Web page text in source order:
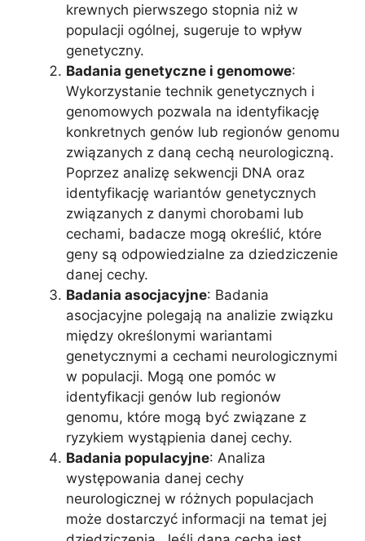
krewnych pierwszego stopnia niż w
populacji ogólnej, sugeruje to wpływ
genetyczny.
Badania genetyczne i genomowe:
Wykorzystanie technik genetycznych i
genomowych pozwala na identyfikację
konkretnych genów lub regionów genomu
związanych z daną cechą neurologiczną.
Poprzez analizę sekwencji DNA oraz
identyfikację wariantów genetycznych
związanych z danymi chorobami lub
cechami, badacze mogą określić, które
geny są odpowiedzialne za dziedziczenie
danej cechy.
Badania asocjacyjne: Badania
asocjacyjne polegają na analizie związku
między określonymi wariantami
genetycznymi a cechami neurologicznymi
w populacji. Mogą one pomóc w
identyfikacji genów lub regionów
genomu, które mogą być związane z
ryzykiem wystąpienia danej cechy.
Badania populacyjne: Analiza
występowania danej cechy
neurologicznej w różnych populacjach
może dostarczyć informacji na temat jej